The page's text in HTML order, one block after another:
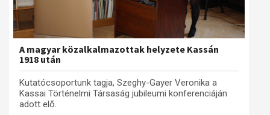
A magyar közalkalmazottak helyzete Kassán
1918 után
Kutatócsoportunk tagja, Szeghy-Gayer Veronika a
Kassai Történelmi Társaság jubileumi konferenciáján
adott elő.